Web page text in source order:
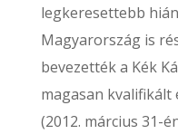
legkeresettebb
Magyarország is
bevezették a Kék
magasan kvalifikált
(2012. március 31-